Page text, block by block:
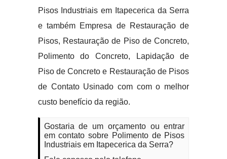
Pisos Industriais em Itapecerica da Serra
e também Empresa de Restauração de
Pisos, Restauração de Piso de Concreto,
Polimento do Concreto, Lapidação de
Piso de Concreto e Restauração de Pisos
de Contato Usinado com com o melhor
custo benefício da região.
Gostaria de um orçamento ou entrar
em contato sobre Polimento de Pisos
Industriais em Itapecerica da Serra?